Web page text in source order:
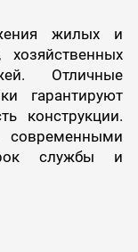
жилых и
Отличные
гарантируют
конструкции.
современными
службы и